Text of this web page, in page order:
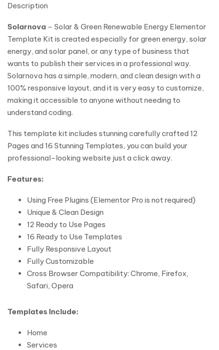
Description
Solarnova – Solar & Green Renewable Energy Elementor
Template Kit is created especially for green energy, solar
energy, and solar panel, or any type of business that
wants to publish their services in a professional way.
Solarnova has a simple, modern, and clean design with a
100% responsive layout, and it is very easy to customize,
making it accessible to anyone without needing to
understand coding.
This template kit includes stunning carefully crafted 12
Pages and 16 Stunning Templates, you can build your
professional-looking website just a click away.
Features:
Using Free Plugins (Elementor Pro is not required)
Unique & Clean Design
12 Ready to Use Pages
16 Ready to Use Templates
Fully Responsive Layout
Fully Customizable
Cross Browser Compatibility: Chrome, Firefox,
Safari, Opera
Templates Include:
Home
Services